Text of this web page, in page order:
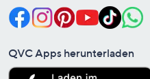
QVC Apps herunterladen